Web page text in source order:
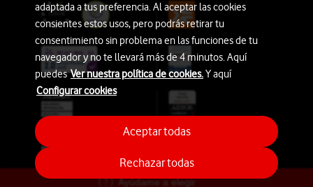
Ayúdame a elegir
adaptada a tus preferencia. Al aceptar las cookies
consientes estos usos, pero podrás retirar tu
consentimiento sin problema en las funciones de tu
navegador y no te llevará más de 4 minutos. Aquí
puedesVer nuestra política de cookies.Y aquí
Configurar cookies
Rechazar todas
Aceptar todas